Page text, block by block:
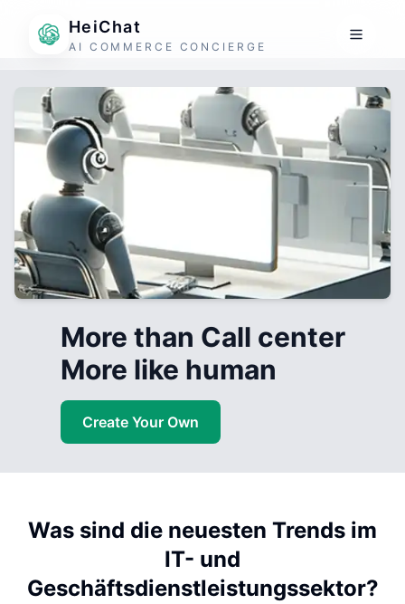
HeiChat
AI COMMERCE CONCIERGE
More than Call center
More like human
Create Your Own
Was sind die neuesten Trends im
IT- und
Geschäftsdienstleistungssektor?